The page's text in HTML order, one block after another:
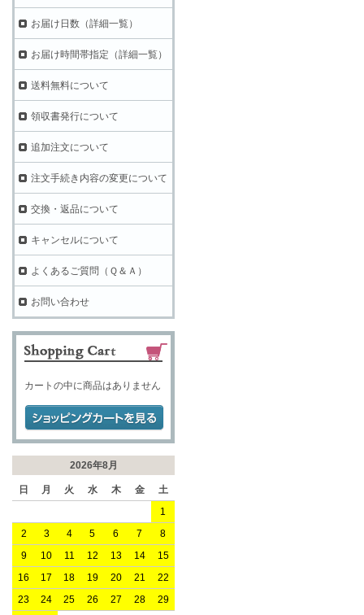
お届け日数（詳細一覧）
お届け時間帯指定（詳細一覧）
送料無料について
領収書発行について
追加注文について
注文手続き内容の変更について
交換・返品について
キャンセルについて
よくあるご質問（Ｑ＆Ａ）
お問い合わせ
カートの中に商品はありません
2026年8月
日 月 火 水 木 金
土
1
2
3 4 5 6 7
8
9
10 11 12 13 14
15
16
17 18 19 20 21
22
23
24 25 26 27 28
29